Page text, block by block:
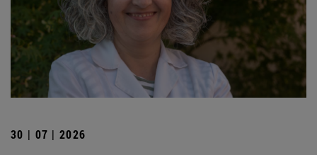
30 | 07 | 2026